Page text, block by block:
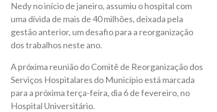
Nedy no início de janeiro, assumiu o hospital com
uma dívida de mais de 40 milhões, deixada pela
gestão anterior, um desafio para a reorganização
dos trabalhos neste ano.
A próxima reunião do Comitê de Reorganização dos
Serviços Hospitalares do Município está marcada
para a próxima terça-feira, dia 6 de fevereiro, no
Hospital Universitário.